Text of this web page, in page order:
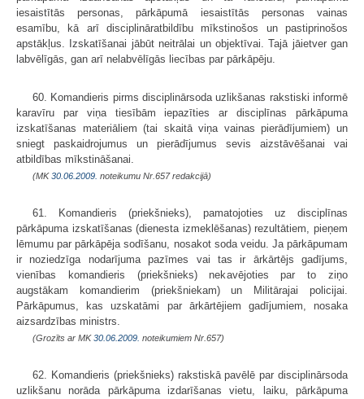
iesaistītās personas, pārkāpumā iesaistītās personas vainas
esamību, kā arī disciplināratbildību mīkstinošos un pastiprinošos
apstākļus. Izskatīšanai jābūt neitrālai un objektīvai. Tajā jāietver gan
labvēlīgās, gan arī nelabvēlīgās liecības par pārkāpēju.
60. Komandieris pirms disciplinārsoda uzlikšanas rakstiski informē
kara­vīru par viņa tiesībām iepazīties ar disciplīnas pārkāpuma
izskatīšanas mate­riāliem (tai skaitā viņa vainas pierādījumiem) un
sniegt paskaidrojumus un pierādījumus sevis aizstāvēšanai vai
atbildības mīkstināšanai.
(MK30.06.2009. noteikumu Nr.657 redakcijā)
61. Komandieris (priekšnieks), pamatojoties uz disciplīnas
pārkāpuma izska­tīšanas (dienesta izmeklēšanas) rezultātiem, pieņem
lēmumu par pārkāpēja so­dīšanu, nosakot soda veidu. Ja pārkāpumam
ir noziedzīga nodarījuma pazīmes vai tas ir ārkārtējs gadījums,
vienības komandieris (priekšnieks) nekavējoties par to ziņo
augstākam komandierim (priekšniekam) un Militārajai policijai.
Pārkāpumus, kas uzskatāmi par ārkārtējiem gadījumiem, nosaka
aizsardzības ministrs.
(Grozīts ar MK30.06.2009. noteikumiem Nr.657)
62. Komandieris (priekšnieks) rakstiskā pavēlē par disciplinārsoda
uzlikšanu norāda pārkāpuma izdarīšanas vietu, laiku, pārkāpuma